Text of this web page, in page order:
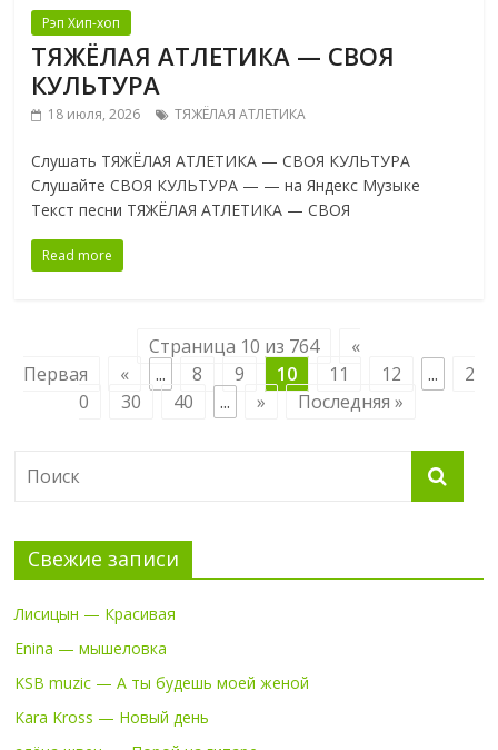
Рэп Хип-хоп
ТЯЖЁЛАЯ АТЛЕТИКА — СВОЯ
КУЛЬТУРА
18 июля, 2026 ТЯЖЁЛАЯ АТЛЕТИКА
Слушать ТЯЖЁЛАЯ АТЛЕТИКА — СВОЯ КУЛЬТУРА
Слушайте СВОЯ КУЛЬТУРА — — на Яндекс Музыке
Текст песни ТЯЖЁЛАЯ АТЛЕТИКА — СВОЯ
Read more
Страница 10 из 764
«
Первая
« ... 8 9 10 11 12 ...
2
0
30 40 ... » Последняя »
Свежие записи
Лисицын — Красивая
Enina — мышеловка
KSB muzic — А ты будешь моей женой
Kara Kross — Новый день